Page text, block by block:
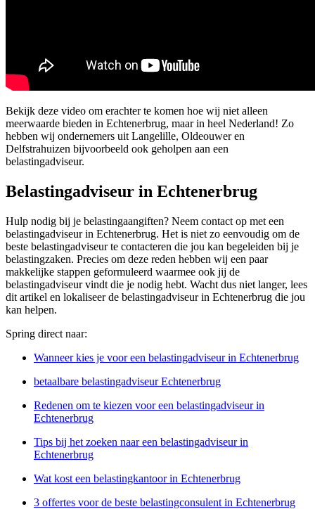
Bekijk deze video om erachter te komen hoe wij niet alleen
meerwaarde bieden in Echtenerbrug, maar in heel Nederland! Zo
hebben wij ondernemers uit Langelille, Oldeouwer en
Delfstrahuizen bijvoorbeeld ook geholpen aan een
belastingadviseur.
Belastingadviseur in Echtenerbrug
Hulp nodig bij je belastingaangiften? Neem contact op met een
belastingadviseur in Echtenerbrug. Het is niet zo eenvoudig om de
beste belastingadviseur te contacteren die jou kan begeleiden bij je
belastingzaken. Precies om deze reden hebben wij een paar
makkelijke stappen geformuleerd waarmee ook jij de
belastingadviseur vindt die je nodig hebt. Wacht dus niet langer, lees
dit artikel en lokaliseer de belastingadviseur in Echtenerbrug die jou
kan helpen.
Spring direct naar:
Wanneer kies je voor een belastingadviseur in Echtenerbrug
betaalbare belastingadviseur Echtenerbrug
Redenen om te kiezen voor een belastingadviseur in
Echtenerbrug
Tips bij het zoeken naar een belastingadviseur in
Echtenerbrug
Wat kost een belastingkantoor in Echtenerbrug
3 offertes voor de beste belastingconsulent in Echtenerbrug